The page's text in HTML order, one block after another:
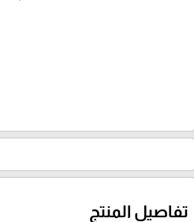
تفاصيل المنتج